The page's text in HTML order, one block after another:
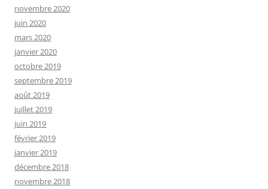
novembre 2020
juin 2020
mars 2020
janvier 2020
octobre 2019
septembre 2019
août 2019
juillet 2019
juin 2019
février 2019
janvier 2019
décembre 2018
novembre 2018